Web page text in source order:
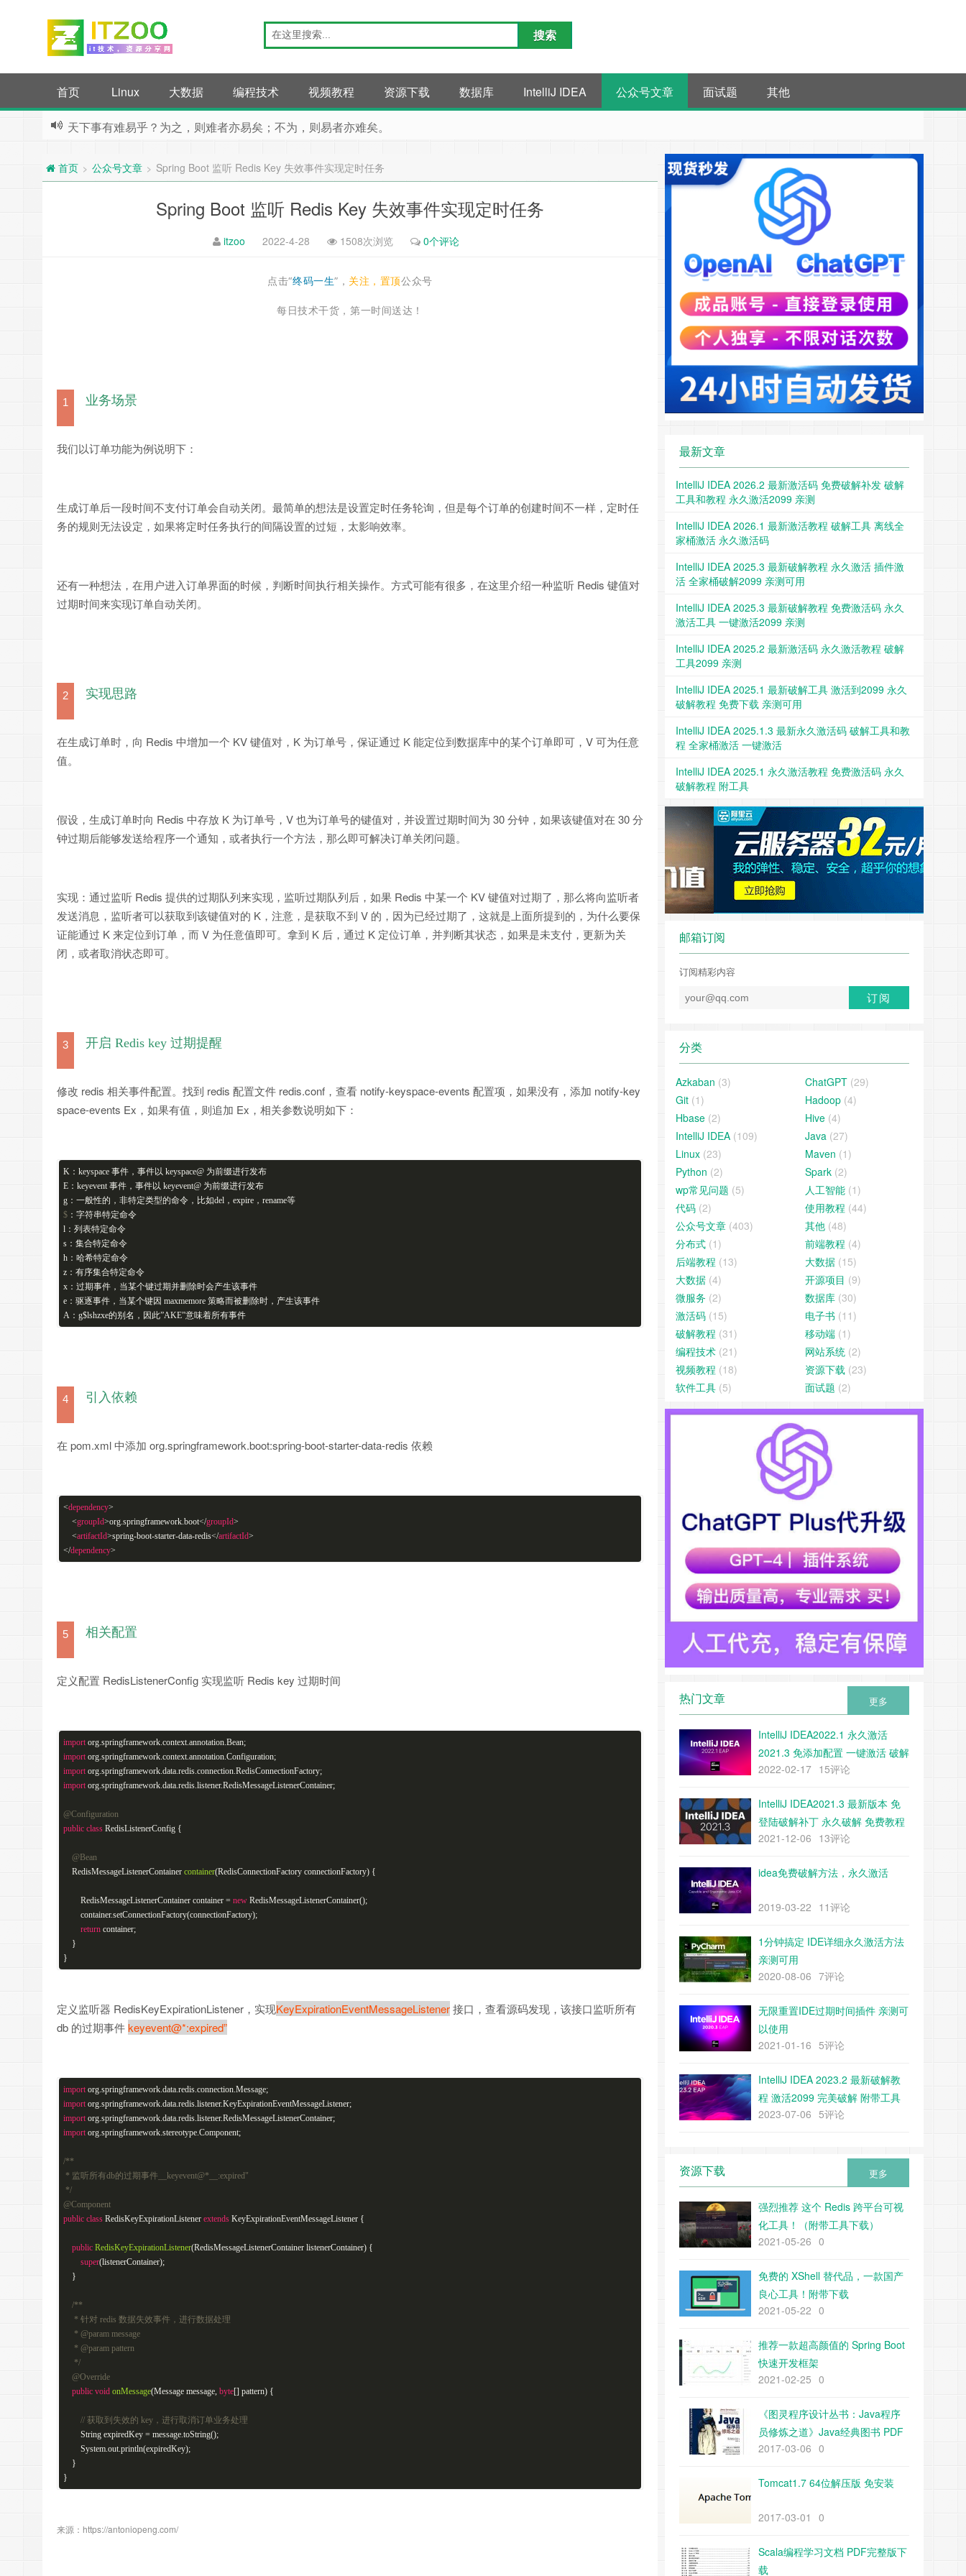
首页 Linux 大数据 编程技术 视频教程 资源下载 数据库 IntelliJ IDEA 公众号文章 面试题 其他
天下事有难易乎？为之，则难者亦易矣；不为，则易者亦难矣。
首页 > 公众号文章 > Spring Boot 监听 Redis Key 失效事件实现定时任务
Spring Boot 监听 Redis Key 失效事件实现定时任务
itzoo 2022-4-28 1508次浏览 0个评论
点击“终码一生”， 关注，置顶公众号
每日技术干货，第一时间送达！
1 业务场景
我们以订单功能为例说明下：
生成订单后一段时间不支付订单会自动关闭。最简单的想法是设置定时任务轮询，但是每个订单的创建时间不一样，定时任
务的规则无法设定，如果将定时任务执行的间隔设置的过短，太影响效率。
还有一种想法，在用户进入订单界面的时候，判断时间执行相关操作。方式可能有很多，在这里介绍一种监听 Redis 键值对
过期时间来实现订单自动关闭。
2 实现思路
在生成订单时，向 Redis 中增加一个 KV 键值对，K 为订单号，保证通过 K 能定位到数据库中的某个订单即可，V 可为任意
值。
假设，生成订单时向 Redis 中存放 K 为订单号，V 也为订单号的键值对，并设置过期时间为 30 分钟，如果该键值对在 30 分
钟过期后能够发送给程序一个通知，或者执行一个方法，那么即可解决订单关闭问题。
实现：通过监听 Redis 提供的过期队列来实现，监听过期队列后，如果 Redis 中某一个 KV 键值对过期了，那么将向监听者
发送消息，监听者可以获取到该键值对的 K，注意，是获取不到 V 的，因为已经过期了，这就是上面所提到的，为什么要保
证能通过 K 来定位到订单，而 V 为任意值即可。拿到 K 后，通过 K 定位订单，并判断其状态，如果是未支付，更新为关
闭，或者取消状态即可。
3 开启 Redis key 过期提醒
修改 redis 相关事件配置。找到 redis 配置文件 redis.conf，查看 notify-keyspace-events 配置项，如果没有，添加 notify-key
space-events Ex，如果有值，则追加 Ex，相关参数说明如下：
K：keyspace 事件，事件以 keyspace@ 为前缀进行发布
E：keyevent 事件，事件以 keyevent@ 为前缀进行发布
g：一般性的，非特定类型的命令，比如del，expire，rename等
$：字符串特定命令
l：列表特定命令
s：集合特定命令
h：哈希特定命令
z：有序集合特定命令
x：过期事件，当某个键过期并删除时会产生该事件
e：驱逐事件，当某个键因 maxmemore 策略而被删除时，产生该事件
A：g$lshzxe的别名，因此”AKE”意味着所有事件
4 引入依赖
在 pom.xml 中添加 org.springframework.boot:spring-boot-starter-data-redis 依赖
<dependency>
<groupId>org.springframework.boot</groupId>
<artifactId>spring-boot-starter-data-redis</artifactId>
</dependency>
5 相关配置
定义配置 RedisListenerConfig 实现监听 Redis key 过期时间
importorg.springframework.context.annotation.Bean;
importorg.springframework.context.annotation.Configuration;
importorg.springframework.data.redis.connection.RedisConnectionFactory;
importorg.springframework.data.redis.listener.RedisMessageListenerContainer;
@Configuration
public class RedisListenerConfig {
@Bean
RedisMessageListenerContainer container(RedisConnectionFactory connectionFactory) {
RedisMessageListenerContainer container = newRedisMessageListenerContainer();
container.setConnectionFactory(connectionFactory);
returncontainer;
}
}
定义监听器 RedisKeyExpirationListener，实现KeyExpirationEventMessageListener接口，查看源码发现，该接口监听所有
db 的过期事件keyevent@*:expired”
importorg.springframework.data.redis.connection.Message;
importorg.springframework.data.redis.listener.KeyExpirationEventMessageListener;
importorg.springframework.data.redis.listener.RedisMessageListenerContainer;
importorg.springframework.stereotype.Component;
/**
* 监听所有db的过期事件__keyevent@*__:expired"
*/
@Component
public class RedisKeyExpirationListener extends KeyExpirationEventMessageListener {
public RedisKeyExpirationListener(RedisMessageListenerContainer listenerContainer) {
super(listenerContainer);
}
/**
* 针对 redis 数据失效事件，进行数据处理
* @parammessage
* @parampattern
*/
@Override
public void onMessage(Message message, byte[] pattern) {
// 获取到失效的 key，进行取消订单业务处理
String expiredKey = message.toString();
System.out.println(expiredKey);
}
}
来源：https://antoniopeng.com/
最新文章
IntelliJ IDEA 2026.2 最新激活码 免费破解补发 破解
工具和教程 永久激活2099 亲测
IntelliJ IDEA 2026.1 最新激活教程 破解工具 离线全
家桶激活 永久激活码
IntelliJ IDEA 2025.3 最新破解教程 永久激活 插件激
活 全家桶破解2099 亲测可用
IntelliJ IDEA 2025.3 最新破解教程 免费激活码 永久
激活工具 一键激活2099 亲测
IntelliJ IDEA 2025.2 最新激活码 永久激活教程 破解
工具2099 亲测
IntelliJ IDEA 2025.1 最新破解工具 激活到2099 永久
破解教程 免费下载 亲测可用
IntelliJ IDEA 2025.1.3 最新永久激活码 破解工具和教
程 全家桶激活 一键激活
IntelliJ IDEA 2025.1 永久激活教程 免费激活码 永久
破解教程 附工具
邮箱订阅
订阅精彩内容
分类
Azkaban (3) ChatGPT (29)
Git (1) Hadoop (4)
Hbase (2) Hive (4)
IntelliJ IDEA (109) Java (27)
Linux (23) Maven (1)
Python (2) Spark (2)
wp常见问题 (5) 人工智能 (1)
代码 (2) 使用教程 (44)
公众号文章 (403) 其他 (48)
分布式 (1) 前端教程 (4)
后端教程 (13) 大数据 (15)
大数据 (4) 开源项目 (9)
微服务 (2) 数据库 (30)
激活码 (15) 电子书 (11)
破解教程 (31) 移动端 (1)
编程技术 (21) 网站系统 (2)
视频教程 (18) 资源下载 (23)
软件工具 (5) 面试题 (2)
更多
热门文章
IntelliJ IDEA2022.1 永久激活
2021.3 免添加配置 一键激活 破解
教程 附带下载工具
2022-02-17 15评论
IntelliJ IDEA2021.3 最新版本 免
登陆破解补丁 永久破解 免费教程
（附带补丁下载）
2021-12-06 13评论
idea免费破解方法，永久激活
2019-03-22 11评论
1分钟搞定 IDE详细永久激活方法
亲测可用
2020-08-06 7评论
无限重置IDE过期时间插件 亲测可
以使用
2021-01-16 5评论
IntelliJ IDEA 2023.2 最新破解教
程 激活2099 完美破解 附带工具
下载
2023-07-06 5评论
更多
资源下载
强烈推荐 这个 Redis 跨平台可视
化工具！（附带工具下载）
2021-05-26 0
免费的 XShell 替代品，一款国产
良心工具！附带下载
2021-05-22 0
推荐一款超高颜值的 Spring Boot
快速开发框架
2021-02-25 0
《图灵程序设计丛书：Java程序
员修炼之道》Java经典图书 PDF
下载
2017-03-06 0
Tomcat1.7 64位解压版 免安装
2017-03-01 0
Scala编程学习文档 PDF完整版下
载